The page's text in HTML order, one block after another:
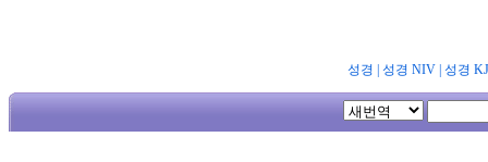
성경 성경 NIV| 성경